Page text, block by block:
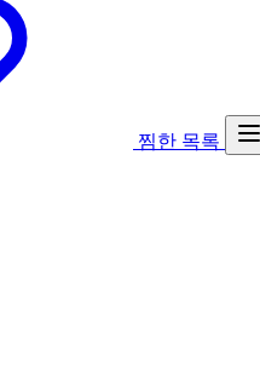
찜한 목록